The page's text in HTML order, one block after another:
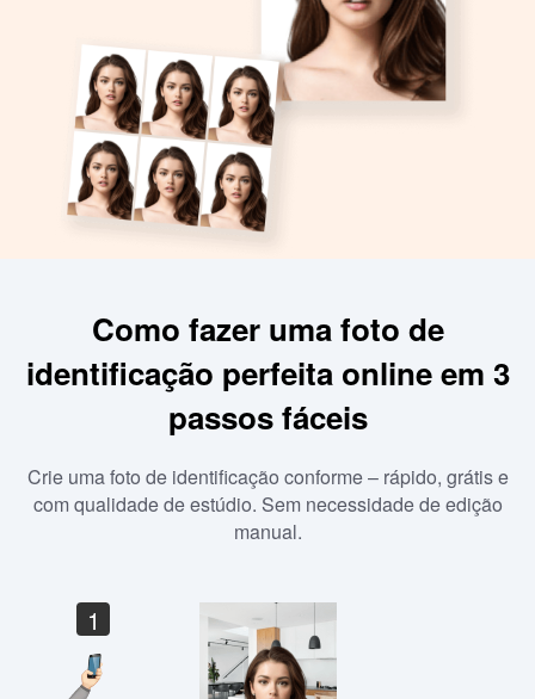
Como fazer uma foto de
identificação perfeita online em 3
passos fáceis
Crie uma foto de identificação conforme – rápido, grátis e
com qualidade de estúdio. Sem necessidade de edição
manual.
1